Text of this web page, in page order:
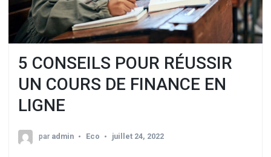
5 CONSEILS POUR RÉUSSIR
UN COURS DE FINANCE EN
LIGNE
par admin Eco juillet 24, 2022